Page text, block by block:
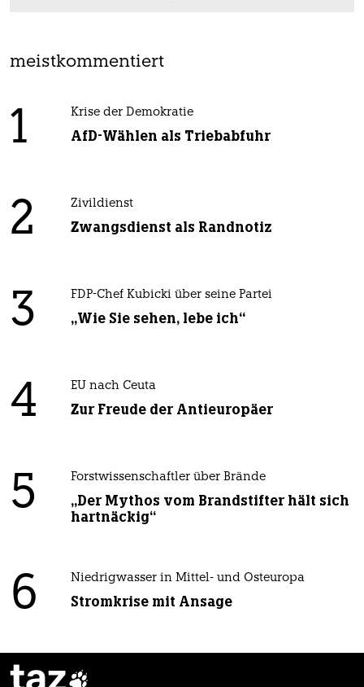
meistkommentiert
1 Krise der Demokratie
AfD-Wählen als Triebabfuhr
2 Zivildienst
Zwangsdienst als Randnotiz
3 FDP-Chef Kubicki über seine Partei
„Wie Sie sehen, lebe ich“
4 EU nach Ceuta
Zur Freude der Antieuropäer
5 Forstwissenschaftler über Brände
„Der Mythos vom Brandstifter hält sich
hartnäckig“
6 Niedrigwasser in Mittel- und Osteuropa
Stromkrise mit Ansage
